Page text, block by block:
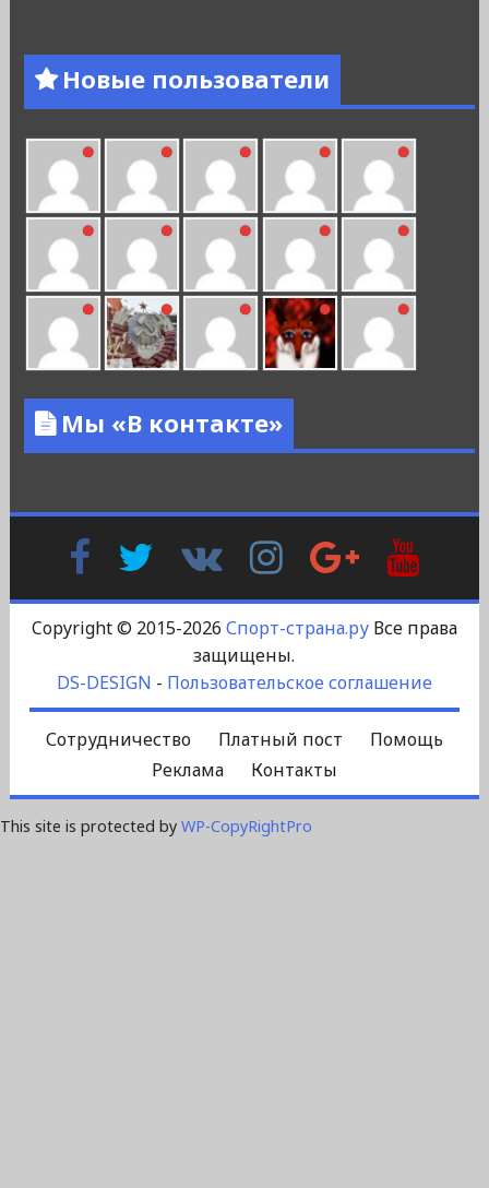
Новые пользователи
Мы «В контакте»
FacebookTwitter
Контакте
InstagramGoogle
Plus
Copyright © 2015-2026 Спорт-страна.руВсе права
защищены.
DS-DESIGN - Пользовательское соглашение
Сотрудничество Платный пост
Помощь
Реклама
Контакты
This site is protected by WP-CopyRightPro